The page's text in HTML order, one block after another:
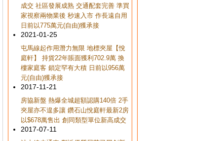
成交 社區發展成熟 交通配套完善 準買
家視察兩物業後 秒速入市 作長遠自用
日前以775萬元(自由)獲承接
2021-01-25
屯馬線起作用潛力無限 地標夾屋【悅
庭軒】 持貨22年賬面獲利702.9萬 換
樓家庭客 鎖定罕有大積 日前以956萬
元(自由)獲承接
2017-11-21
房協新盤 熱爆全城超額認購140倍 2手
夾屋亦不遑多讓 鑽石山悅庭軒最新2房
以$678萬售出 創同類型單位新高成交
2017-07-11